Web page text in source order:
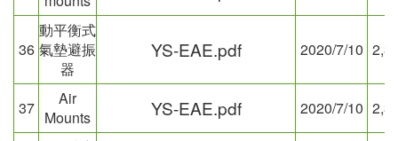
36
動平衡式
氣墊避振
器
YS-EAE.pdf 2020/7/10
37
Air
Mounts
YS-EAE.pdf 2020/7/10